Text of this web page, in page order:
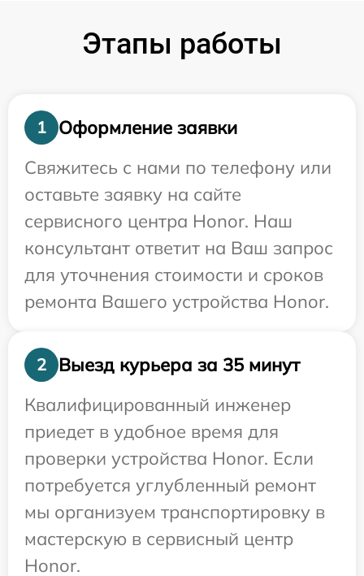
Этапы работы
1
Оформление заявки
Свяжитесь с нами по телефону или
оставьте заявку на сайте
сервисного центра Honor. Наш
консультант ответит на Ваш запрос
для уточнения стоимости и сроков
ремонта Вашего устройства Honor.
2
Выезд курьера за 35 минут
Квалифицированный инженер
приедет в удобное время для
проверки устройства Honor. Если
потребуется углубленный ремонт
мы организуем транспортировку в
мастерскую в сервисный центр
Honor.